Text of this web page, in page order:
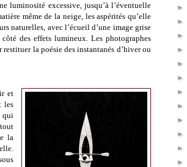
luminosité excessive, jusqu’à l’éventuelle
même de la neige, les aspérités qu’elle
naturelles, avec l’écueil d’une image grise
des effets lumineux. Les photographes
la poésie des instantanés d’hiver ou
et
les
qui
la
►
►
►
►
►
►
►
►
►
►
►
►